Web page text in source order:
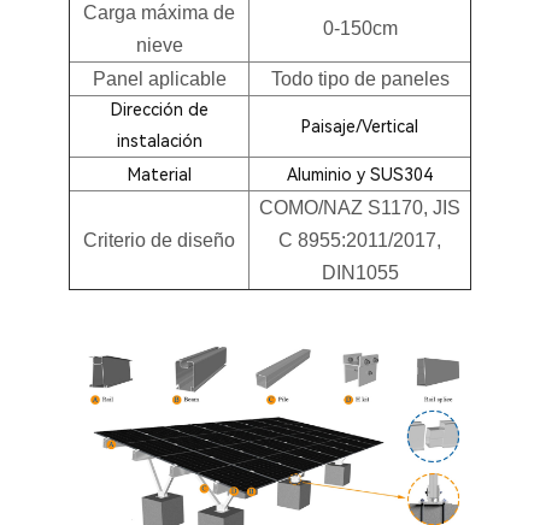
Carga máxima de
nieve
0-150cm
Panel aplicable Todo tipo de paneles
Dirección de
instalación
Paisaje/Vertical
Material Aluminio y SUS304
Criterio de diseño
COMO/NAZ S1170, JIS
C 8955:2011/2017,
DIN1055